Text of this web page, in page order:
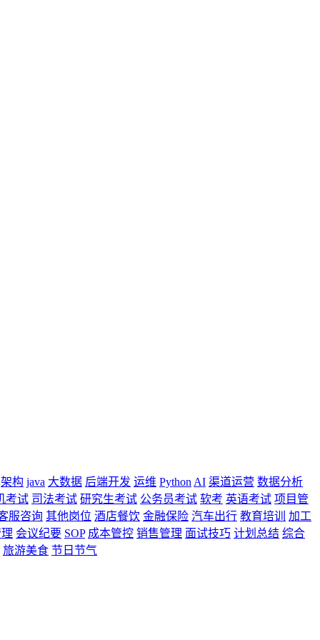
架构 java 大数据 后端开发 运维 Python AI 渠道运营 数据分析
考试 司法考试 研究生考试 公务员考试 软考 英语考试 项目管
服咨询 其他岗位 酒店餐饮 金融保险 汽车出行 教育培训
加工
会议纪要 SOP 成本管控 销售管理 面试技巧 计划总结 综合
旅游美食 节日节气